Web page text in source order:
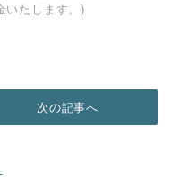
いたします。)
次の記事へ